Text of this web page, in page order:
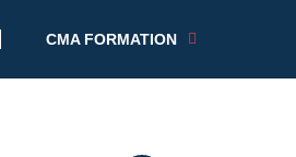
CMA FORMATION